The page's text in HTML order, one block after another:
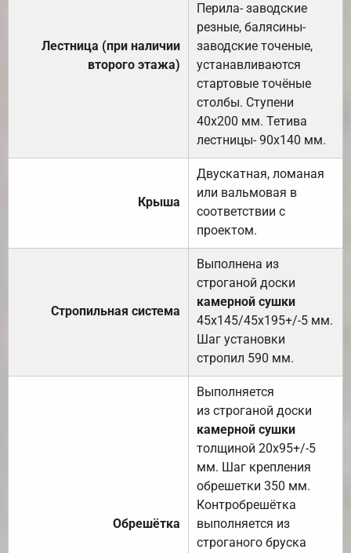
Лестница (при наличии
второго этажа)
Перила- заводские
резные, балясины-
заводские точеные,
устанавливаются
стартовые точёные
столбы. Ступени
40х200 мм. Тетива
лестницы- 90х140 мм.
Крыша
Двускатная, ломаная
или вальмовая в
соответствии с
проектом.
Стропильная система
Выполнена из
строганой доски
камерной сушки
45х145/45х195+/-5 мм.
Шаг установки
стропил 590 мм.
Обрешётка
Выполняется
из строганой доски
камерной сушки
толщиной 20х95+/-5
мм. Шаг крепления
обрешетки 350 мм.
Контробрешётка
выполняется из
строганого бруска